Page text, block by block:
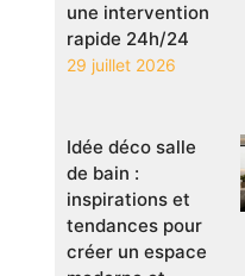
une intervention
rapide 24h/24
29 juillet 2026
Idée déco salle
de bain :
inspirations et
tendances pour
créer un espace